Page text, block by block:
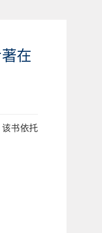
在
书依托